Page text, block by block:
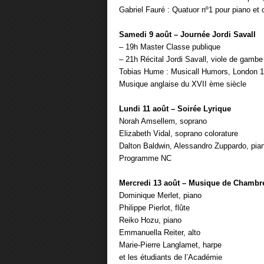
Gabriel Fauré : Quatuor nº1 pour piano et
Samedi 9 août – Journée Jordi Savall
– 19h Master Classe publique
– 21h Récital Jordi Savall, viole de gambe
Tobias Hume : Musicall Humors, London
Musique anglaise du XVII ème siècle
Lundi 11 août – Soirée Lyrique
Norah Amsellem, soprano
Elizabeth Vidal, soprano colorature
Dalton Baldwin, Alessandro Zuppardo,
Programme NC
Mercredi 13 août – Musique de
Dominique Merlet, piano
Philippe Pierlot, flûte
Reiko Hozu, piano
Emmanuella Reiter, alto
Marie-Pierre Langlamet, harpe
et les étudiants de l’Académie